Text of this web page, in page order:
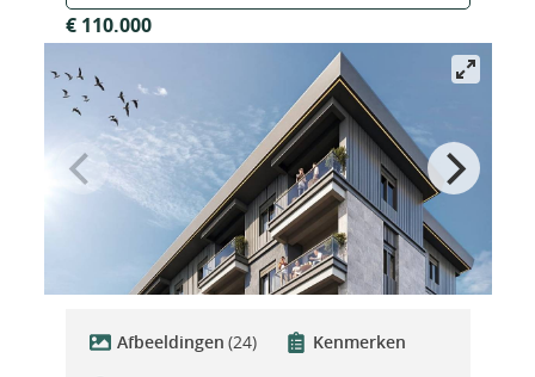
€ 110.000
Afbeeldingen (24)
Kenmerken